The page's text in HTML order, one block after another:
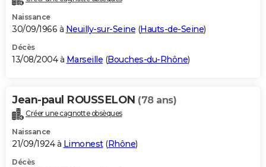
Naissance
30/09/1966 à Neuilly-sur-Seine (Hauts-de-Seine)
Décès
13/08/2004 à Marseille (Bouches-du-Rhône)
Jean-paul ROUSSELON (78 ans)
Créer une cagnotte obsèques
Naissance
21/09/1924 à Limonest(Rhône)
Décès